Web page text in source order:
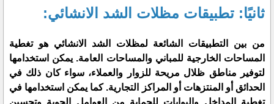
ثانيًا: تطبيقات مظلات الشد الانشائي:
من بين التطبيقات الشائعة لمظلات الشد الانشائي هو تغطية
المساحات الخارجية للمباني والمساحات العامة. يمكن استخدامها
لتوفير مناطق ظلال مريحة للزوار والعملاء، سواء كان ذلك في
الحدائق أو المنتزهات أو المراكز التجارية. كما يمكن استخدامها في
تغطية المداخل والبوابات للحماية من العوامل الجوية وتحسين